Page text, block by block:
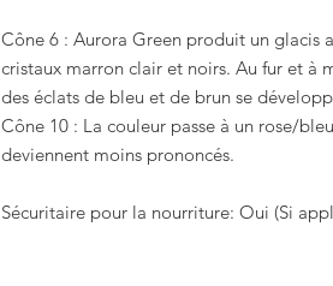
Cône 6 : Aurora Green produit un glacis
cristaux marron clair et noirs. Au fur et à
des éclats de bleu et de brun se
Cône 10 : La couleur passe à un rose/
deviennent moins prononcés.
Sécuritaire pour la nourriture: Oui (Si